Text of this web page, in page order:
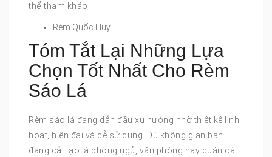
thể tham khảo:
Rèm Quốc Huy
Tóm Tắt Lại Những Lựa
Chọn Tốt Nhất Cho Rèm
Sáo Lá
Rèm sáo lá đang dẫn đầu xu hướng nhờ thiết kế linh
hoạt, hiện đại và dễ sử dụng. Dù không gian bạn
đang cải tạo là phòng ngủ, văn phòng hay quán cà